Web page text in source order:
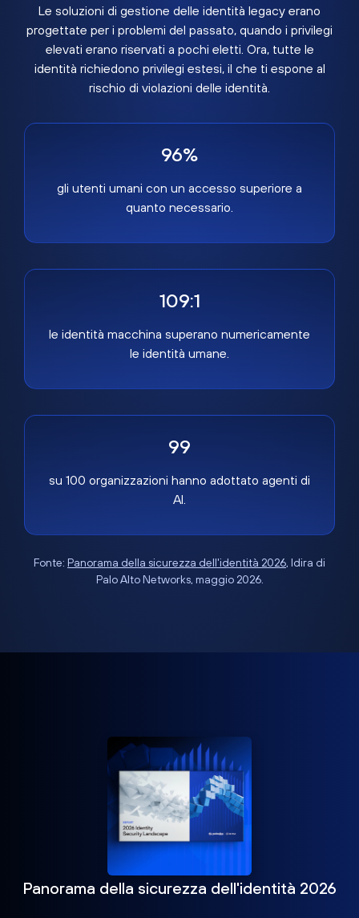
Le soluzioni di gestione delle identità legacy erano
progettate per i problemi del passato, quando i privilegi
elevati erano riservati a pochi eletti. Ora, tutte le
identità richiedono privilegi estesi, il che ti espone al
rischio di violazioni delle identità.
96%
gli utenti umani con un accesso superiore a
quanto necessario.
109:1
le identità macchina superano numericamente
le identità umane.
99
su 100 organizzazioni hanno adottato agenti di
AI.
Fonte: Panorama della sicurezza dell'identità 2026, Idira di
Palo Alto Networks, maggio 2026.
Panorama della sicurezza dell'identità 2026